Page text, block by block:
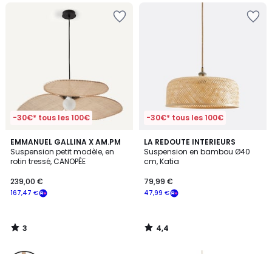
-30€* tous les 100€
EMMANUEL GALLINA X AM.PM
Suspension petit modèle, en
rotin tressé, CANOPÉE
167,47 €
239,00 €
3
/
5
3
/
-30€* tous les 100€
LA REDOUTE INTERIEURS
Suspension en bambou Ø40
cm, Katia
47,99 €
79,99 €
4,4
/ 5
4,4
/